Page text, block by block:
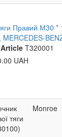
Правий М30 *
Article T320001
UAH
тяги
Monroe